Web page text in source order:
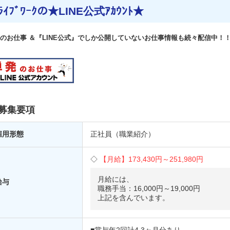
ｲﾌﾞﾜｰｸの★LINE公式ｱｶｳﾝﾄ★
お仕事 ＆『LINE公式』でしか公開していないお仕事情報も続々配信中！
集要項
用形態 正社員（職業紹介）
与
【月給】 173,430円～ 251,980円
月給には、
職務手当：16,000円～19,000円
上記を含んでいます。